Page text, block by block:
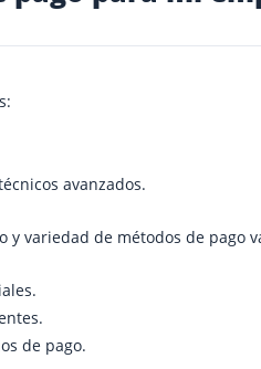
avanzados.
variedad de métodos de pago
de pago.